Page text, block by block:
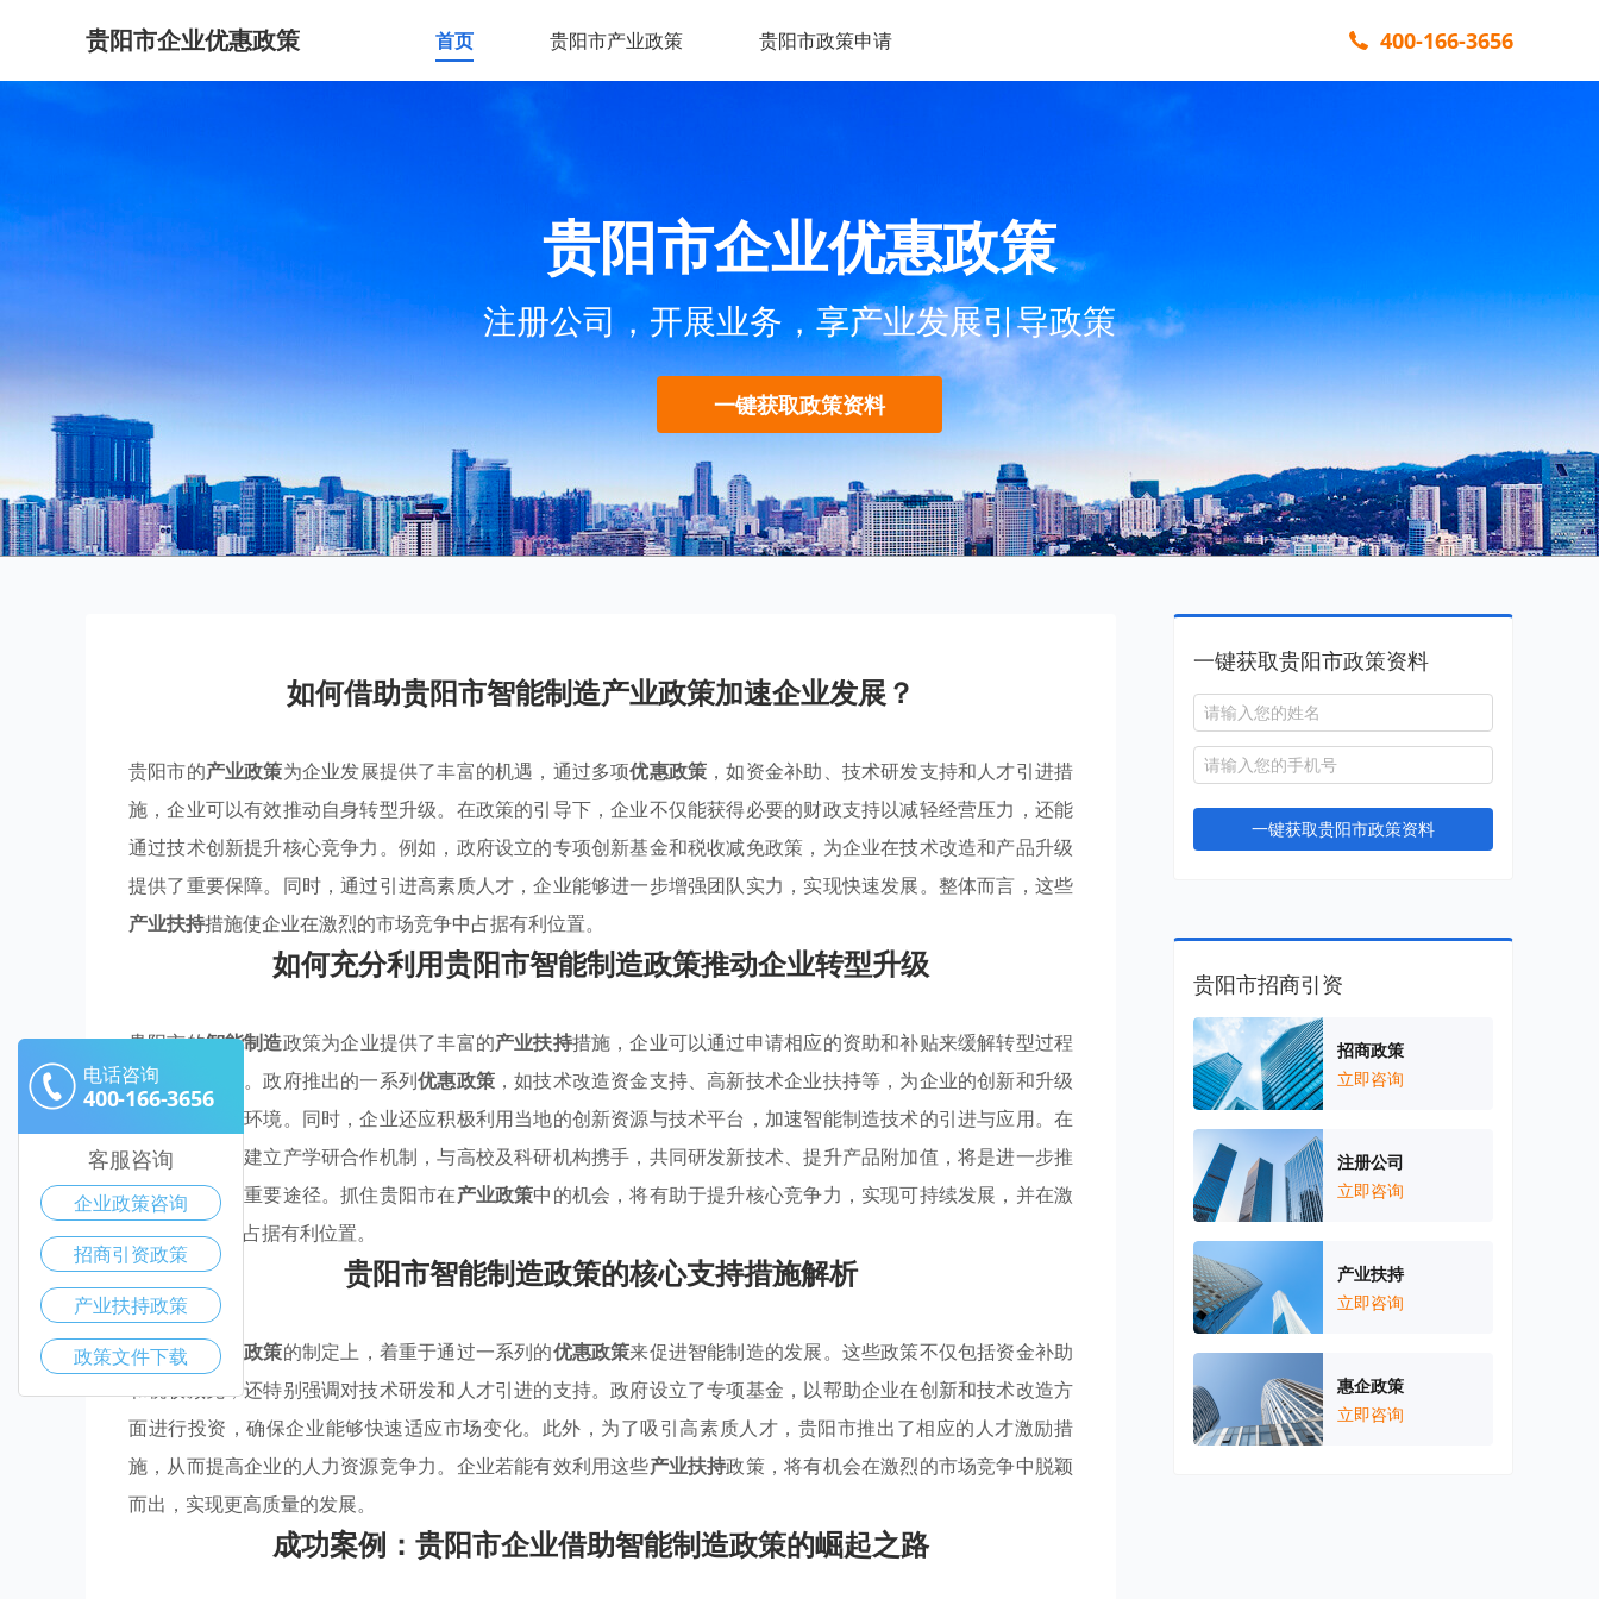
贵阳市企业优惠政策 首页 贵阳市产业政策 贵阳市政策申请 400-166-3656
贵阳市企业优惠政策
注册公司，开展业务，享产业发展引导政策
一键获取政策资料
如何借助贵阳市智能制造产业政策加速企业发展？
贵阳市的产业政策为企业发展提供了丰富的机遇，通过多项优惠政策 ，如资金补助、技术研发支持和人才引进措
施，企业可以有效推动自身转型升级。在政策的引导下，企业不仅能获得必要的财政支持以减轻经营压力，还能
通过技术创新提升核心竞争力。例如，政府设立的专项创新基金和税收减免政策，为企业在技术改造和产品升级
提供了重要保障。同时，通过引进高素质人才，企业能够进一步增强团队实力，实现快速发展。整体而言，这些
产业扶持措施使企业在激烈的市场竞争中占据有利位置。
如何充分利用贵阳市智能制造政策推动企业转型升级
贵阳市的智能制造政策为企业提供了丰富的产业扶持措施，企业可以通过申请相应的资助和补贴来缓解转型过程
中的财政压力。政府推出的一系列优惠政策，如技术改造资金支持、高新技术企业扶持等，为企业的创新和升级
创造了良好的环境。同时，企业还应积极利用当地的创新资源与技术平台，加速智能制造技术的引进与应用。在
实施过程中，建立产学研合作机制，与高校及科研机构携手，共同研发新技术、提升产品附加值，将是进一步推
动转型升级的重要途径。抓住贵阳市在产业政策中的机会，将有助于提升核心竞争力，实现可持续发展，并在激
烈市场竞争中占据有利位置。
贵阳市智能制造政策的核心支持措施解析
贵阳市在 产业政策的制定上，着重于通过一系列的优惠政策来促进智能制造的发展。这些政策不仅包括资金补助
和税收减免，还特别强调对技术研发和人才引进的支持。政府设立了专项基金，以帮助企业在创新和技术改造方
面进行投资，确保企业能够快速适应市场变化。此外，为了吸引高素质人才，贵阳市推出了相应的人才激励措
施，从而提高企业的人力资源竞争力。企业若能有效利用这些产业扶持政策，将有机会在激烈的市场竞争中脱颖
而出，实现更高质量的发展。
成功案例：贵阳市企业借助智能制造政策的崛起之路
一键获取贵阳市政策资料
一键获取贵阳市政策资料
贵阳市招商引资
招商政策
立即咨询
注册公司
立即咨询
产业扶持
立即咨询
惠企政策
立即咨询
电话咨询
400-166-3656
客服咨询
企业政策咨询
招商引资政策
产业扶持政策
政策文件下载